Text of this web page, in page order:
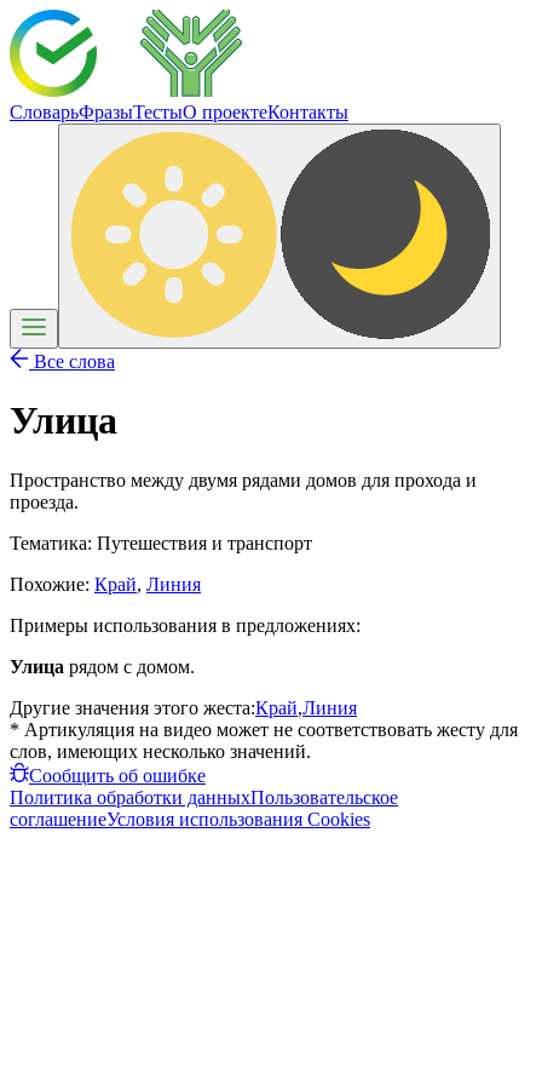
СловарьФразыТестыО проектеКонтакты
Все слова
Улица
Пространство между двумя рядами домов для прохода и
проезда.
Тематика: Путешествия и транспорт
Похожие: Край, Линия
Примеры использования в предложениях:
Улица рядом с домом.
Другие значения этого жеста:Край,Линия
* Артикуляция на видео может не соответствовать жесту для
слов, имеющих несколько значений.
Сообщить об ошибке
Политика обработки данныхПользовательское
соглашениеУсловия использования Cookies